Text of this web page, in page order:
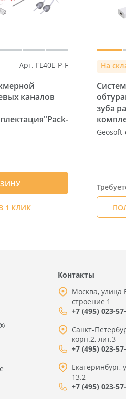
Арт. ГЕ40E-P-F
каналов
1 КЛИК
На
зуба
Контакты
Москва, улица
строение 1
+7 (495) 023-
Санкт-
корп.2, лит.З
+7 (495) 023-
Екатеринбург,
13.2
+7 (495) 023-